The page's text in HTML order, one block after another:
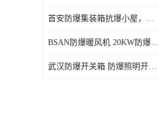
首安防爆集装箱抗爆小屋，危化品暂存间厂家批发
BSAN防爆暖风机 20KW防爆工业暖风机
武汉防爆开关箱 防爆照明开关箱厂家